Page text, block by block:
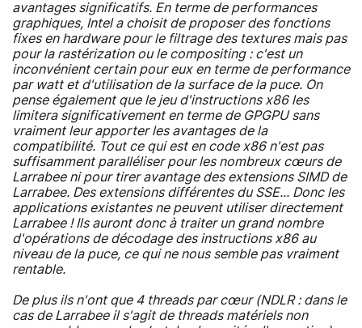
avantages significatifs. En terme de performances
graphiques, Intel a choisit de proposer des fonctions
fixes en hardware pour le filtrage des textures mais pas
pour la rastérization ou le compositing : c'est un
inconvénient certain pour eux en terme de performance
par watt et d'utilisation de la surface de la puce. On
pense également que le jeu d'instructions x86 les
limitera significativement en terme de GPGPU sans
vraiment leur apporter les avantages de la
compatibilité. Tout ce qui est en code x86 n'est pas
suffisamment paralléliser pour les nombreux cœurs de
Larrabee ni pour tirer avantage des extensions SIMD de
Larrabee. Des extensions différentes du SSE... Donc les
applications existantes ne peuvent utiliser directement
Larrabee ! Ils auront donc à traiter un grand nombre
d'opérations de décodage des instructions x86 au
niveau de la puce, ce qui ne nous semble pas vraiment
rentable.
De plus ils n'ont que 4 threads par cœur (NDLR : dans le
cas de Larrabee il s'agit de threads matériels non